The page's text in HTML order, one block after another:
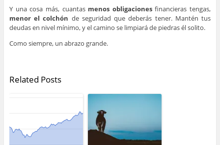
Y una cosa más, cuantas menos obligacionesfinancieras tengas,
menor el colchón de seguridad que deberás tener. Mantén tus
deudas en nivel mínimo, y el camino se limpiará de piedras él solito.
Como siempre, un abrazo grande.
Related Posts